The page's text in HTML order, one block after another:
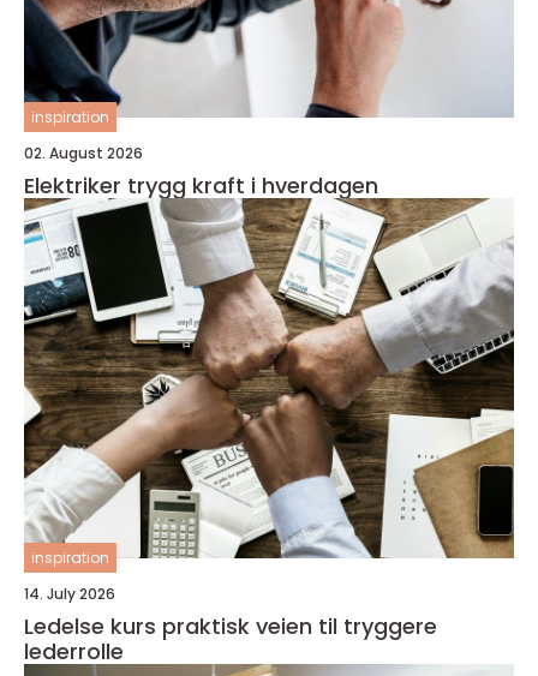
inspiration
02. August 2026
Elektriker trygg kraft i hverdagen
inspiration
14. July 2026
Ledelse kurs praktisk veien til tryggere
lederrolle